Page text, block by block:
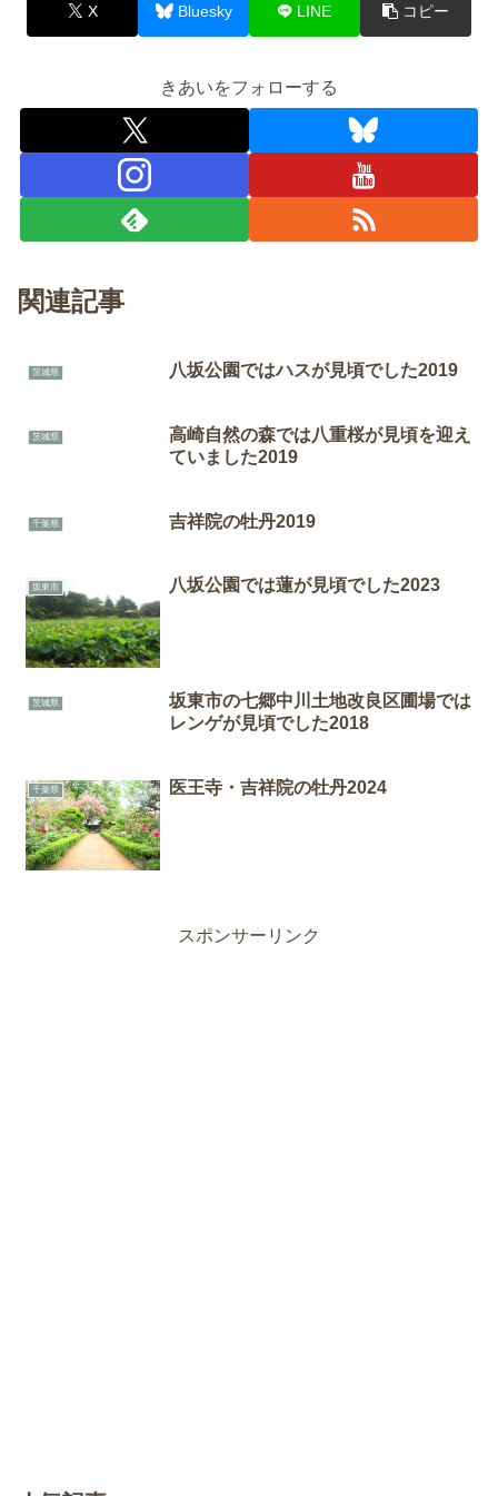
X Bluesky LINE コピー
きあいをフォローする
関連記事
茨城県 八坂公園ではハスが見頃でした2019
茨城県
高崎自然の森では八重桜が見頃を迎え
ていました2019
千葉県 吉祥院の牡丹2019
坂東市 八坂公園では蓮が見頃でした2023
茨城県
坂東市の七郷中川土地改良区圃場では
レンゲが見頃でした2018
千葉県 医王寺・吉祥院の牡丹2024
スポンサーリンク